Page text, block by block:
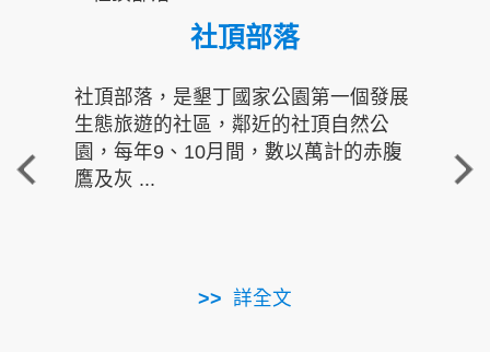
社頂部落
社頂部落，是墾丁國家公園第一個發展
生態旅遊的社區，鄰近的社頂自然公
園，每年9、10月間，數以萬計的赤腹
鷹及灰 ...
詳全文
重
走進